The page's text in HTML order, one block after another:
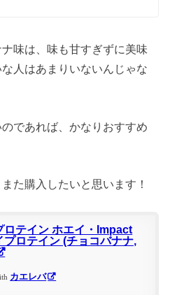
味は、味も甘すぎずに美味
人はあまりいないんじゃな
であれば、かなりおすすめ
た購入したいと思います！
ロテイン ホエイ・Impact
プロテイン (チョコバナナ,
カエレバ